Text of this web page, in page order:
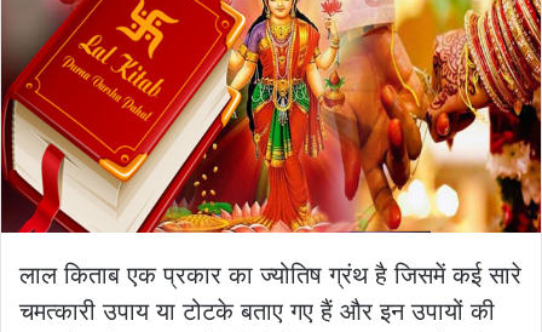
लाल किताब एक प्रकार का ज्योतिष ग्रंथ है जिसमें कई सारे
चमत्कारी उपाय या टोटके बताए गए हैं और इन उपायों की